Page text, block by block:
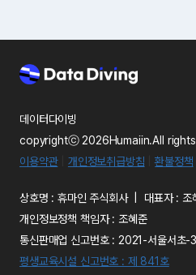
데이터다이빙
copyrightⓒ 2026Humaiin.All
이용약관| 개인정보취급방침 |환불정책
상호명 : 휴마인 주식회사 | 대표자 : 조
개인정보정책 책임자 : 조혜준
통신판매업 신고번호 : 2021-서울서초-
평생교육시설 신고번호 : 제 841호